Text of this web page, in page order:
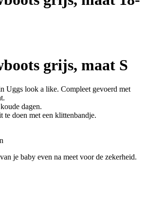
grijs, maat S
Uggs look a like. Compleet gevoerd met
dagen.
te doen met een klittenbandje.
je baby even na meet voor de zekerheid.